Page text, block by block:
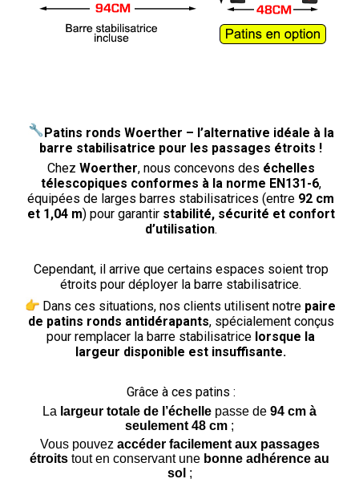
Patins ronds Woerther – l’alternative idéale à la
barre stabilisatrice pour les passages étroits !
Chez Woerther, nous concevons des échelles
télescopiques conformes à la norme EN131-6,
équipées de larges barres stabilisatrices (entre 92 cm
et 1,04 m) pour garantir stabilité, sécurité et confort
d’utilisation.
Cependant, il arrive que certains espaces soient trop
étroits pour déployer la barre stabilisatrice.
Dans ces situations, nos clients utilisent notre paire
de patins ronds antidérapants, spécialement conçus
pour remplacer la barre stabilisatrice lorsque la
largeur disponible est insuffisante.
Grâce à ces patins :
La largeur totale de l’échelle passe de 94 cm à
seulement 48 cm ;
Vous pouvez accéder facilement aux passages
étroits tout en conservant une bonne adhérence au
sol ;